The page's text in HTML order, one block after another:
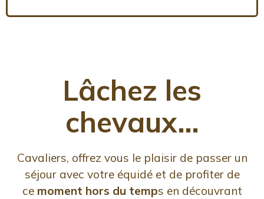
Lâchez les
chevaux…
Cavaliers, offrez vous le plaisir de passer un
séjour avec votre équidé et de profiter de
ce moment hors du temps en découvrant